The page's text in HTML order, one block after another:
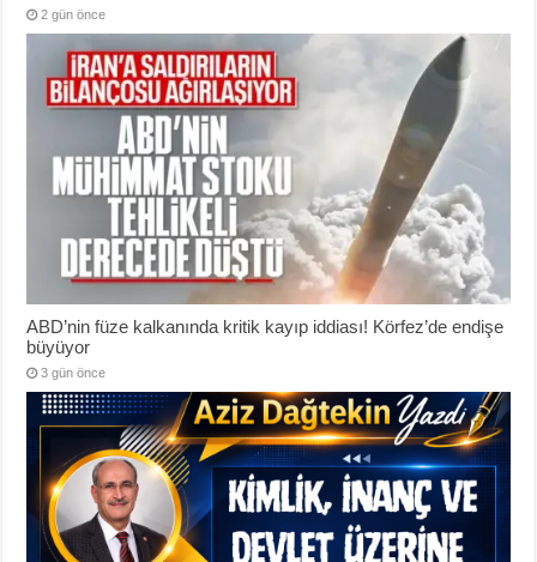
2 gün önce
ABD’nin füze kalkanında kritik kayıp iddiası! Körfez’de endişe
büyüyor
3 gün önce